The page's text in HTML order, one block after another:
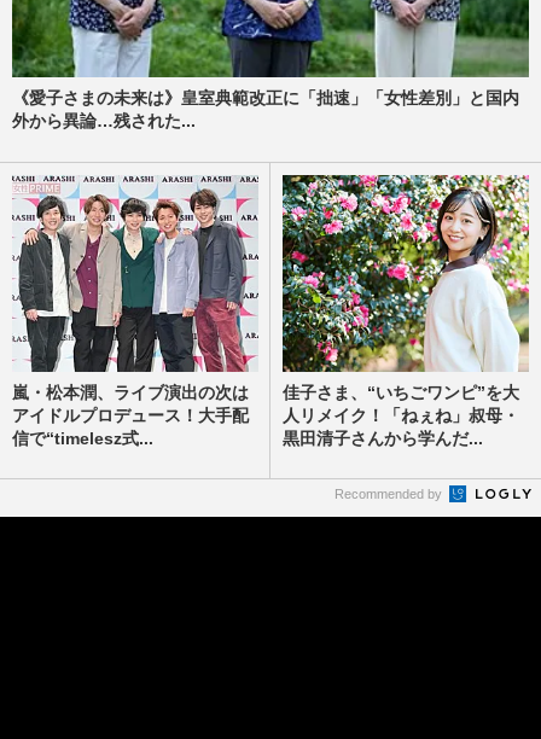
《愛子さまの未来は》皇室典範改正に「拙速」「女性差別」と国内
外から異論…残された...
嵐・松本潤、ライブ演出の次は
アイドルプロデュース！大手配
信で“timelesz式...
佳子さま、“いちごワンピ”を大
人リメイク！「ねぇね」叔母・
黒田清子さんから学んだ...
Recommended by